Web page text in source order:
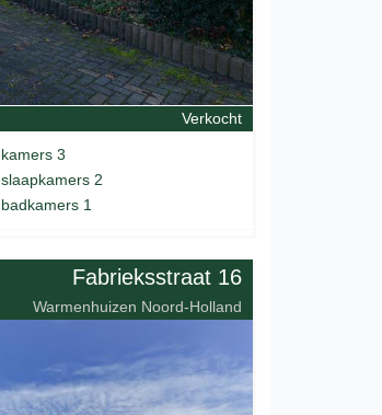
Verkocht
kamers 3
slaapkamers 2
badkamers 1
Fabrieksstraat 16
Warmenhuizen Noord-Holland